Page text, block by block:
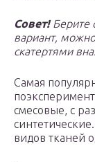
Совет!Берите
вариант,
скатертями
Самая
смесовые, с
видов тканей